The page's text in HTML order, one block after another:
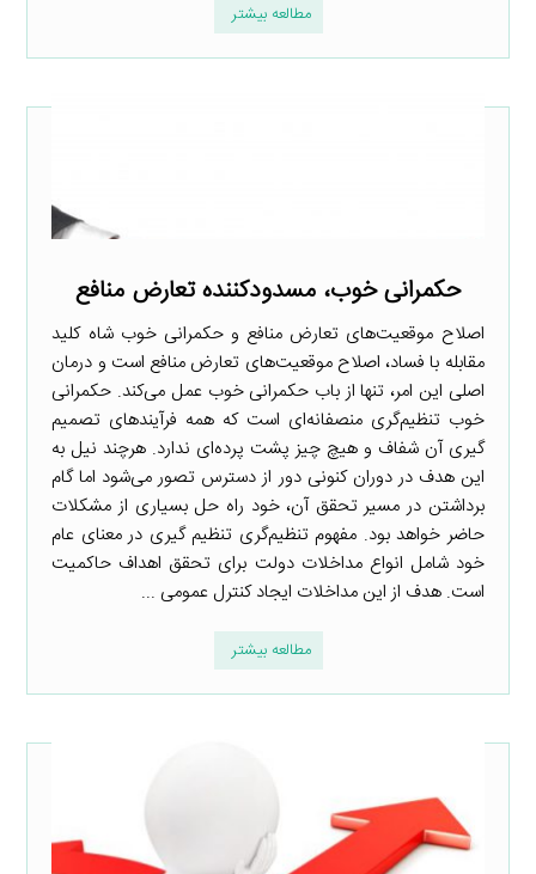
مطالعه بیشتر
حکمرانی خوب، مسدودکننده تعارض منافع
اصلاح موقعیت‌های تعارض منافع و حکمرانی خوب شاه کلید
مقابله با فساد، اصلاح موقعیت‌های تعارض منافع است و درمان
اصلی این امر، تنها از باب حکمرانی خوب عمل می‌کند. حکمرانی
خوب تنظیم‌گری منصفانه‌ای است که همه فرآیندهای تصمیم
گیری آن شفاف و هیچ چیز پشت پرده‌ای ندارد. هرچند نیل به
این هدف در دوران کنونی دور از دسترس تصور می‌شود اما گام
برداشتن در مسیر تحقق آن، خود راه حل بسیاری از مشکلات
حاضر خواهد بود. مفهوم تنظیم‌گری تنظیم گیری در معنای عام
خود شامل انواع مداخلات دولت برای تحقق اهداف حاکمیت
است. هدف از این مداخلات ایجاد کنترل عمومی ...
مطالعه بیشتر